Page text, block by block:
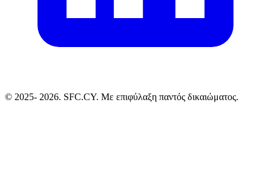
© 2025- 2026. SFC.CY. Με επιφύλαξη παντός δικαιώματος.